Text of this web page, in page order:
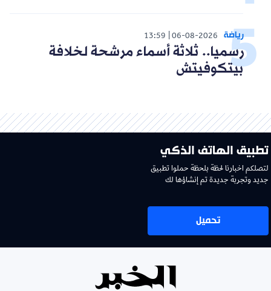
رياضة 06-08-2026
13:59
رسميا.. ثلاثة أسماء مرشحة لخلافة
بيتكوفيتش
تطبيق الهاتف الذكي
لتصلكم اخبارنا لحظة بلحظة حملوا تطبيق
جديد وتجربة جديدة تم إنشاؤها لك
تحميل